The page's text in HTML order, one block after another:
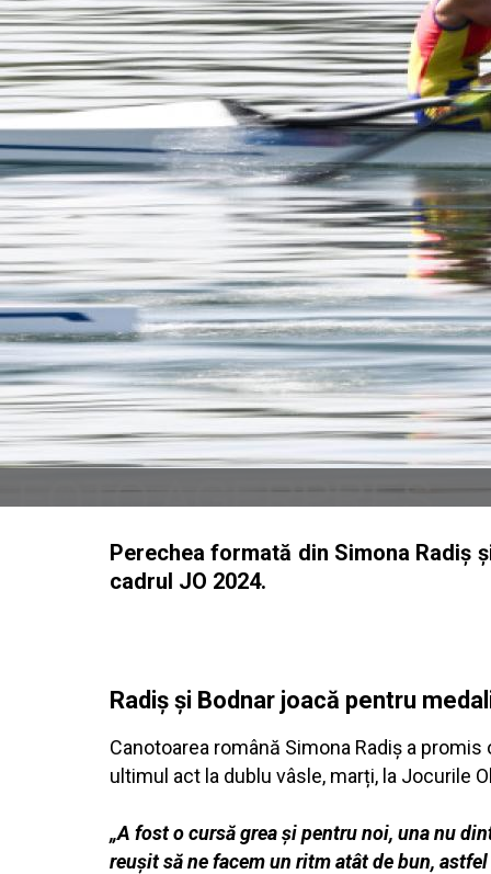
Perechea formată din Simona Radiș
cadrul JO 2024.
Radiș și Bodnar joacă pentru
Canotoarea română Simona Radiș a
ultimul act la dublu vâsle, marți, la Jocurile
„A fost o cursă grea și pentru noi, una nu
reușit să ne facem un ritm atât de bun,